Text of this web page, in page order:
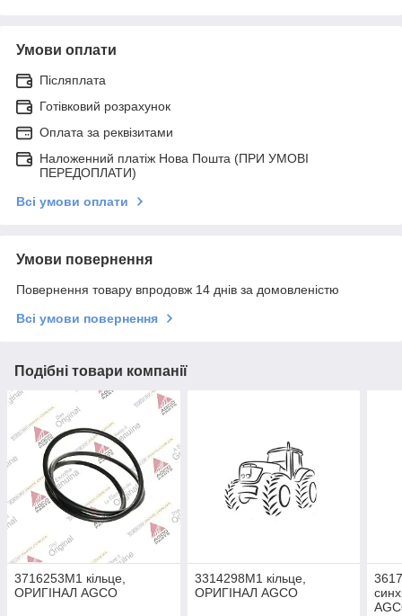
Умови оплати
Післяплата
Готівковий розрахунок
Оплата за реквізитами
Наложенний платіж Нова Пошта (ПРИ УМОВІ
ПЕРЕДОПЛАТИ)
Всі умови оплати
Умови повернення
Повернення товару впродовж 14 днів за домовленістю
Всі умови повернення
Подібні товари компанії
3716253M1 кільце,
ОРИГІНАЛ AGCO
3314298M1 кільце,
ОРИГІНАЛ AGCO